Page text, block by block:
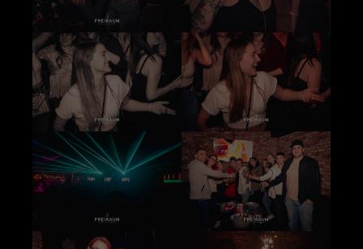
Lorem ipsum dolor sit amet, consectetuer
adipiscing elit.
Aenean commodo ligula eget dolor. Aenean
massa. Cum sociis natoque penatibus et magnis
dis parturient montes, nascetur ridiculus mus.
Donec quam felis, ultricies nec.